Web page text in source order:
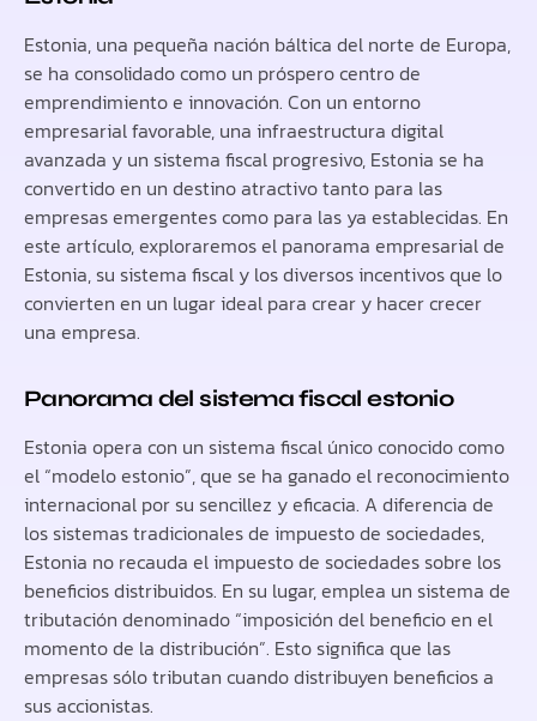
Estonia, una pequeña nación báltica del norte de Europa,
se ha consolidado como un próspero centro de
emprendimiento e innovación. Con un entorno
empresarial favorable, una infraestructura digital
avanzada y un sistema fiscal progresivo, Estonia se ha
convertido en un destino atractivo tanto para las
empresas emergentes como para las ya establecidas. En
este artículo, exploraremos el panorama empresarial de
Estonia, su sistema fiscal y los diversos incentivos que lo
convierten en un lugar ideal para crear y hacer crecer
una empresa.
Panorama del sistema fiscal estonio
Estonia opera con un sistema fiscal único conocido como
el “modelo estonio”, que se ha ganado el reconocimiento
internacional por su sencillez y eficacia. A diferencia de
los sistemas tradicionales de impuesto de sociedades,
Estonia no recauda el impuesto de sociedades sobre los
beneficios distribuidos. En su lugar, emplea un sistema de
tributación denominado “imposición del beneficio en el
momento de la distribución”. Esto significa que las
empresas sólo tributan cuando distribuyen beneficios a
sus accionistas.